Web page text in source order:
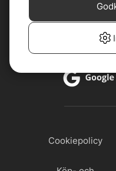
Cookiepolicy